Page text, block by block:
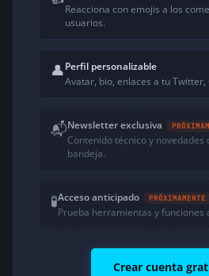
Reacciona con emojis a los
usuarios.
👤Perfil personalizable
Avatar, bio, enlaces a tu Twitter,
📬Newsletter exclusiva
Contenido técnico y
bandeja.
🧪Acceso anticipado PRÓXIMAMENTE
Prueba herramientas y funciones
Crear cuenta